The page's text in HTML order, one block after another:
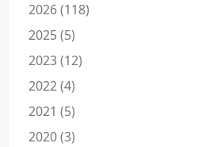
2026 (118)
2025 (5)
2023 (12)
2022 (4)
2021 (5)
2020 (3)